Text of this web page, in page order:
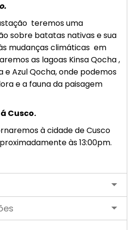
teremos uma
sobre batatas nativas e sua
mudanças climáticas em
as lagoas Kinsa Qocha ,
e Azul Qocha, onde podemos
e a fauna da paisagem
Cusco.
à cidade de Cusco
às 13:00pm.